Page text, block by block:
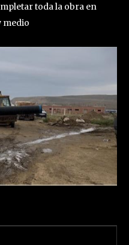
toda la obra en
medio